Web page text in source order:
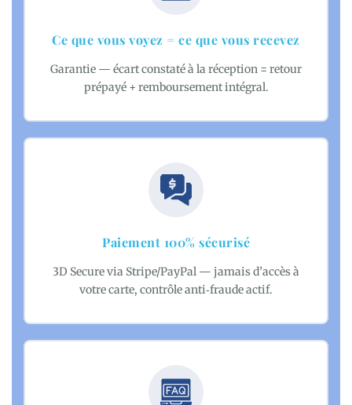
Ce que vous voyez = ce que vous recevez
Garantie — écart constaté à la réception = retour
prépayé + remboursement intégral.
Paiement 100% sécurisé
3D Secure via Stripe/PayPal — jamais d’accès à
votre carte, contrôle anti‑fraude actif.